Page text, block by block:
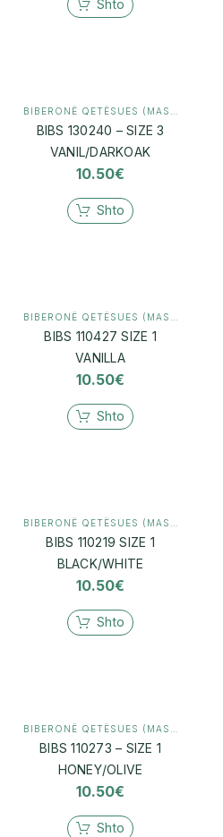
Shto
BIBS 130240 – SIZE 3
VANIL/DARKOAK
10.50€
Shto
BIBS 110427 SIZE 1
VANILLA
10.50€
Shto
BIBS 110219 SIZE 1
BLACK/WHITE
10.50€
Shto
BIBS 110273 – SIZE 1
HONEY/OLIVE
10.50€
Shto